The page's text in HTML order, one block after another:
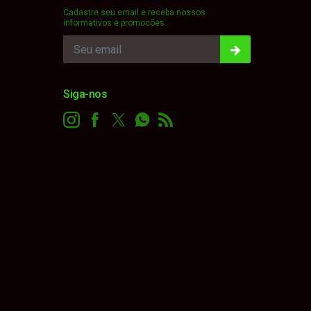
Cadastre seu email e receba nossos
informativos e promocões .
Siga-nos